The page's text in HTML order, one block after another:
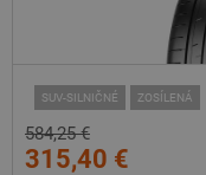
SUV-SILNIČNÉ ZOSÍLENÁ
584,25 €
315,40 €